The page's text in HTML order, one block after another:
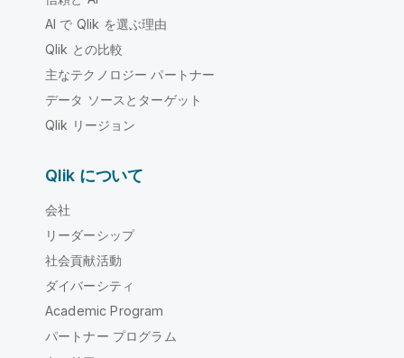
AI で Qlik を選ぶ理由
Qlik との比較
主なテクノロジー パートナー
データ ソースとターゲット
Qlik リージョン
Qlik について
会社
リーダーシップ
社会貢献活動
ダイバーシティ
Academic Program
パートナー プログラム